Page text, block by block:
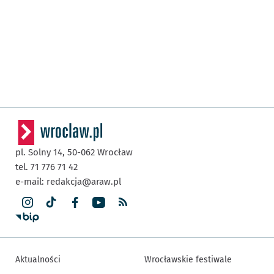
pl. Solny 14, 50-062 Wrocław
tel. 71 776 71 42
e-mail: redakcja@araw.pl
Aktualności Wrocławskie festiwale